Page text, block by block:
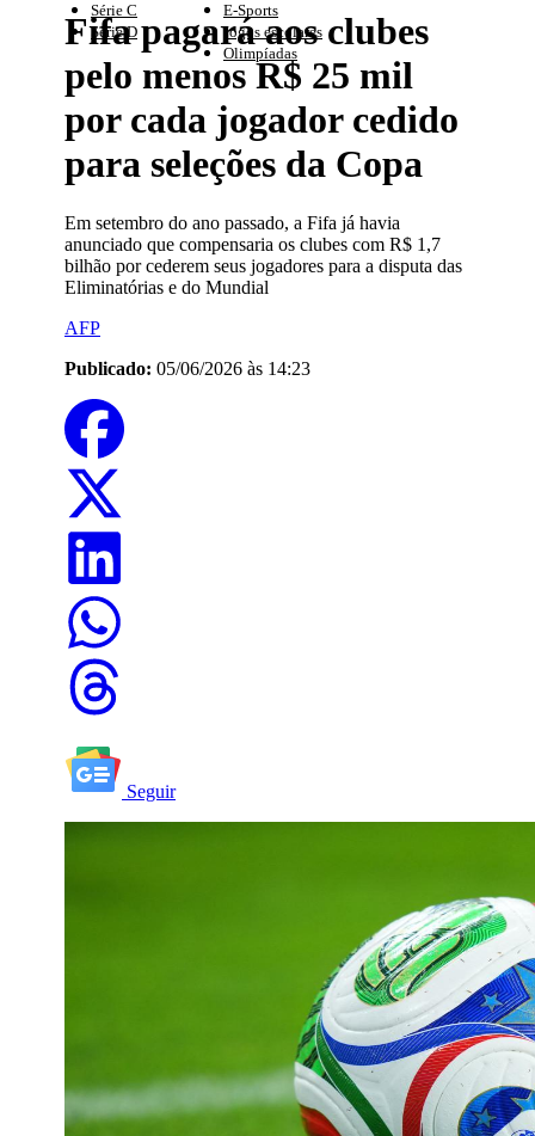
Série C
Série D
E-Sports
Jogos escolares
Olimpíadas
Fifa pagará aos clubes
pelo menos R$ 25 mil
por cada jogador cedido
para seleções da Copa
Em setembro do ano passado, a Fifa já havia
anunciado que compensaria os clubes com R$ 1,7
bilhão por cederem seus jogadores para a disputa das
Eliminatórias e do Mundial
AFP
Publicado: 05/06/2026 às 14:23
Seguir